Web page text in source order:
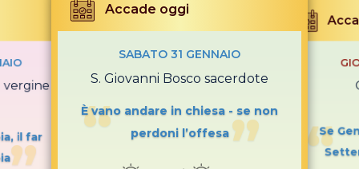
vergine
il far
Accade oggi
SABATO 31 GENNAIO
S. Giovanni Bosco sacerdote
È vano andare in chiesa - se non
perdoni l’offesa
Se